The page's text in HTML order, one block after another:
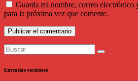
Guarda mi nombre, correo electrónico
para la próxima vez que comente.
Entradas recientes